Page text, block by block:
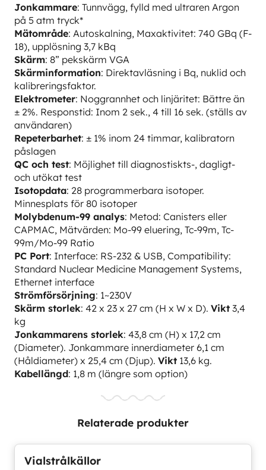
Jonkammare: Tunnvägg, fylld med ultraren Argon
på 5 atm tryck*
Mätområde: Autoskalning, Maxaktivitet: 740 GBq (F-
18), upplösning 3,7 kBq
Skärm: 8” pekskärm VGA
Skärminformation: Direktavläsning i Bq, nuklid och
kalibreringsfaktor.
Elektrometer: Noggrannhet och linjäritet: Bättre än
± 2%. Responstid: Inom 2 sek., 4 till 16 sek. (ställs av
användaren)
Repeterbarhet: ± 1% inom 24 timmar, kalibratorn
påslagen
QC och test: Möjlighet till diagnostiskts-, dagligt-
och utökat test
Isotopdata: 28 programmerbara isotoper.
Minnesplats för 80 isotoper
Molybdenum-99 analys: Metod: Canisters eller
CAPMAC, Mätvärden: Mo-99 eluering, Tc-99m, Tc-
99m/Mo-99 Ratio
PC Port: Interface: RS-232 & USB, Compatibility:
Standard Nuclear Medicine Management Systems,
Ethernet interface
Strömförsörjning: 1~230V
Skärm storlek: 42 x 23 x 27 cm (H x W x D). Vikt 3,4
kg
Jonkammarens storlek: 43,8 cm (H) x 17,2 cm
(Diameter). Jonkammare innerdiameter 6,1 cm
(Håldiameter) x 25,4 cm (Djup). Vikt 13,6 kg.
Kabellängd: 1,8 m (längre som option)
Relaterade produkter
Vialstrålkällor